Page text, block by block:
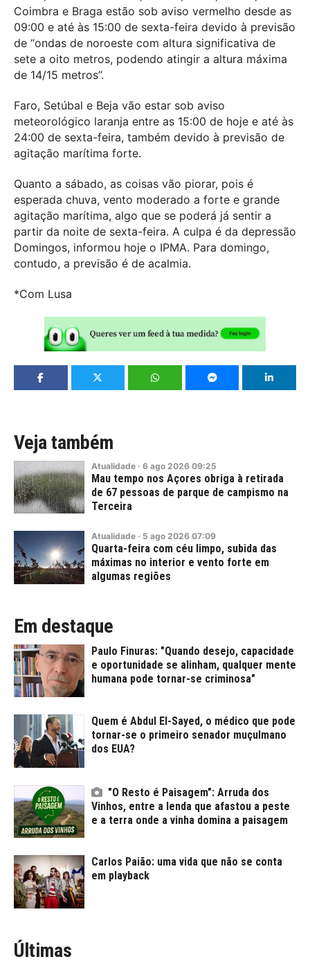
Coimbra e Braga estão sob aviso vermelho desde as
09:00 e até às 15:00 de sexta-feira devido à previsão
de “ondas de noroeste com altura significativa de
sete a oito metros, podendo atingir a altura máxima
de 14/15 metros”.
Faro, Setúbal e Beja vão estar sob aviso
meteorológico laranja entre as 15:00 de hoje e até às
24:00 de sexta-feira, também devido à previsão de
agitação marítima forte.
Quanto a sábado, as coisas vão piorar, pois é
esperada chuva, vento moderado a forte e grande
agitação marítima, algo que se poderá já sentir a
partir da noite de sexta-feira. A culpa é da depressão
Domingos, informou hoje o IPMA. Para domingo,
contudo, a previsão é de acalmia.
*Com Lusa
Veja também
Atualidade · 6 ago 2026 09:25
Mau tempo nos Açores obriga à retirada
de 67 pessoas de parque de campismo na
Terceira
Atualidade · 5 ago 2026 07:09
Quarta-feira com céu limpo, subida das
máximas no interior e vento forte em
algumas regiões
Em destaque
Paulo Finuras: "Quando desejo, capacidade
e oportunidade se alinham, qualquer mente
humana pode tornar-se criminosa"
Quem é Abdul El-Sayed, o médico que pode
tornar-se o primeiro senador muçulmano
dos EUA?
"O Resto é Paisagem": Arruda dos
Vinhos, entre a lenda que afastou a peste
e a terra onde a vinha domina a paisagem
Carlos Paião: uma vida que não se conta
em playback
Últimas